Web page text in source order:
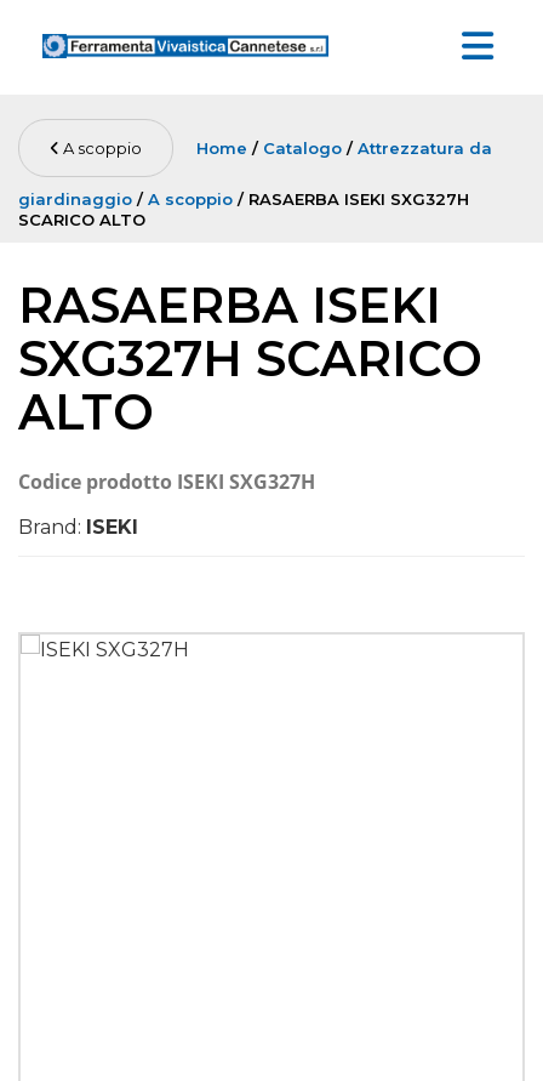
A scoppio Home / Catalogo /Attrezzatura da
giardinaggio /A scoppio / RASAERBA ISEKI SXG327H
SCARICO ALTO
RASAERBA ISEKI
SXG327H SCARICO
ALTO
Codice prodotto ISEKI SXG327H
Brand: ISEKI